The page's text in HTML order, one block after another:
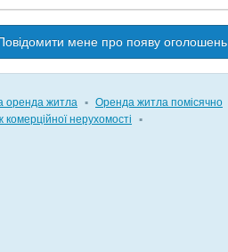
мене про появу оголошень
оренда житла ▪ Оренда житла помісячно
нерухомості
▪